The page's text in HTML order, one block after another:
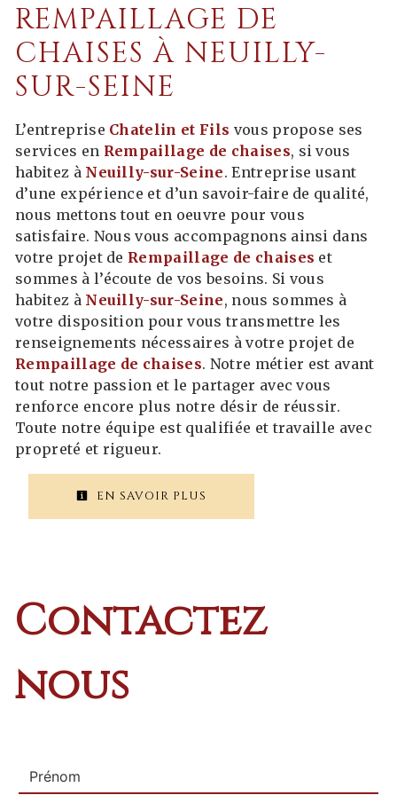
REMPAILLAGE DE
CHAISES À NEUILLY-
SUR-SEINE
L’entreprise Chatelin et Fils vous propose ses
services en Rempaillage de chaises, si vous
habitez à Neuilly-sur-Seine. Entreprise usant
d’une expérience et d’un savoir-faire de qualité,
nous mettons tout en oeuvre pour vous
satisfaire. Nous vous accompagnons ainsi dans
votre projet de Rempaillage de chaises et
sommes à l’écoute de vos besoins. Si vous
habitez à Neuilly-sur-Seine, nous sommes à
votre disposition pour vous transmettre les
renseignements nécessaires à votre projet de
Rempaillage de chaises. Notre métier est avant
tout notre passion et le partager avec vous
renforce encore plus notre désir de réussir.
Toute notre équipe est qualifiée et travaille avec
propreté et rigueur.
EN SAVOIR PLUS
Contactez
nous